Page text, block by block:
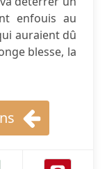
enfouis au
auraient dû
blesse, la